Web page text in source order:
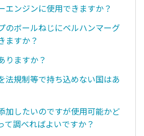
エンジンに使用できますか？
のボールねじにベルハンマーグ
ますか？
りますか？
法規制等で持ち込めない国はあ
加したいのですが使用可能かど
て調べればよいですか？